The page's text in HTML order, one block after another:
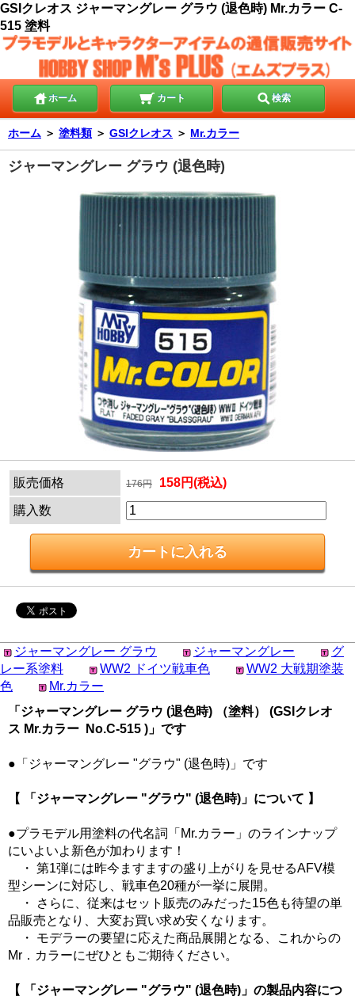
GSIクレオス ジャーマングレー グラウ (退色時) Mr.カラー C-
515 塗料
ホーム カート 検索
ホーム ＞ 塗料類 ＞ GSIクレオス ＞ Mr.カラー
ジャーマングレー グラウ (退色時)
販売価格 176円 158円(税込)
購入数
ジャーマングレー グラウ ジャーマングレー
グ
レー系塗料
WW2 ドイツ戦車色
WW2 大戦期塗装
色
Mr.カラー
「ジャーマングレー グラウ (退色時) （塗料） (GSIクレオ
ス Mr.カラー No.C-515 )」です
●「ジャーマングレー "グラウ" (退色時)」です
【 「ジャーマングレー "グラウ" (退色時)」について 】
●プラモデル用塗料の代名詞「Mr.カラー」のラインナップ
にいよいよ新色が加わります！
・ 第1弾には昨今ますますの盛り上がりを見せるAFV模
型シーンに対応し、戦車色20種が一挙に展開。
・ さらに、従来はセット販売のみだった15色も待望の単
品販売となり、大変お買い求め安くなります。
・ モデラーの要望に応えた商品展開となる、これからの
Mr．カラーにぜひともご期待ください。
【 「ジャーマングレー "グラウ" (退色時)」の製品内容につ